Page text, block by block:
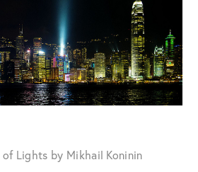
of Lights by Mikhail Koninin